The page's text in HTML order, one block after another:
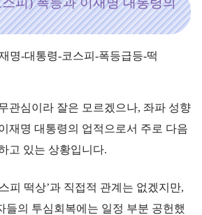
관심이라 잘은 모르겠으나, 좌파 성향
재명 대통령의 업적으로서 주로 다음
고 있는 상황입니다.
피 떡상’과 직접적 관계는 없겠지만,
들의 투심회복에는 일정 부분 공헌했